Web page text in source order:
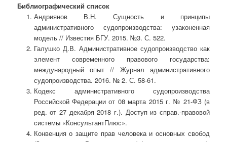
Библиографический список
Андриянов В.Н. Сущность и принципы
административного судопроизводства: узаконенная
модель // Известия БГУ. 2015. №3. С. 522.
Галушко Д.В. Административное судопроизводство как
элемент современного правового государства:
международный опыт // Журнал административного
судопроизводства. 2016. № 2. С. 58-61.
Кодекс административного судопроизводства
Российской Федерации от 08 марта 2015 г. № 21-ФЗ (в
ред. от 27 декабря 2018 г.). Доступ из справ.-правовой
системы «КонсультантПлюс».
Конвенция о защите прав человека и основных свобод